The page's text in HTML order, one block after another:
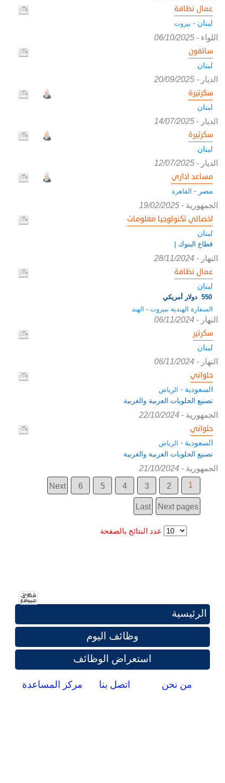
عمال نظافة
لبنان - بيروت
اللواء -
06/10/2025
سائقون
لبنان
الديار -
20/09/2025
سكرتيرة
لبنان
الديار -
14/07/2025
سكرتيرة
لبنان
الديار -
12/07/2025
مساعد اداري
مصر - القاهرة
الجمهورية -
19/02/2025
اخصائي تكنولوجيا معلومات
لبنان
قطاع البنوك |
النهار -
28/11/2024
عمال نظافة
لبنان
550 دولار أمريكي
السفارة الهندية ببيروت - الهند
النهار -
06/11/2024
سكرتير
لبنان
النهار -
06/11/2024
حلواني
السعودية - الرياض
تصنيع الحلويات العربية والغربية
الجمهورية -
22/10/2024
حلواني
السعودية - الرياض
تصنيع الحلويات العربية والغربية
الجمهورية -
21/10/2024
1
2
3
4
5
6
Next
Next pages
Last
عدد النتائج بالصفحة
الرئيسية
وظائف اليوم
استعراض الوظائف
من نحن اتصل بنا مركز المساعدة